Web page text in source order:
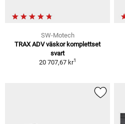
SW-Motech
TRAX ADV väskor komplettset
svart
20 707,67 kr1